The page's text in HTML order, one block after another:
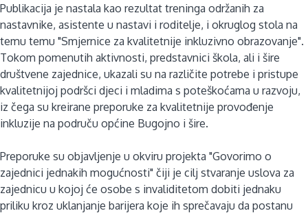
Publikacija je nastala kao rezultat treninga održanih za
nastavnike, asistente u nastavi i roditelje, i okruglog stola na
temu temu "Smjernice za kvalitetnije inkluzivno obrazovanje".
Tokom pomenutih aktivnosti, predstavnici škola, ali i šire
društvene zajednice, ukazali su na različite potrebe i pristupe
kvalitetnijoj podršci djeci i mladima s poteškoćama u razvoju,
iz čega su kreirane preporuke za kvalitetnije provođenje
inkluzije na područu općine Bugojno i šire.
Preporuke su objavljenje u okviru projekta "Govorimo o
zajednici jednakih mogućnosti" čiji je cilj stvaranje uslova za
zajednicu u kojoj će osobe s invaliditetom dobiti jednaku
priliku kroz uklanjanje barijera koje ih sprečavaju da postanu